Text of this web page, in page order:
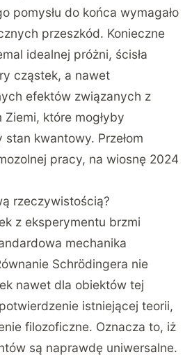
pomysłu do końca wymagało
przeszkód. Konieczne
idealnej próżni, ścisła
cząstek, a nawet
efektów związanych z
które mogłyby
kwantowy. Przełom
pracy, na wiosnę 2024
rzeczywistością?
z eksperymentu brzmi
mechanika
Schrödingera nie
nawet dla obiektów tej
istniejącej teorii,
filozoficzne. Oznacza to, iż
są naprawdę uniwersalne.